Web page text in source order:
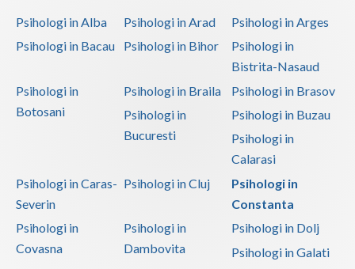
Psihologi in Alba Psihologi in Arad
Psihologi in Arges
Psihologi in Bacau
Psihologi in Bihor
Psihologi in
Bistrita-Nasaud
Psihologi in
Botosani
Psihologi in Braila
Psihologi in Brasov
Psihologi in
Bucuresti
Psihologi in Buzau
Psihologi in
Calarasi
Psihologi in Caras-
Severin
Psihologi in Cluj
Psihologi in
Constanta
Psihologi in
Covasna
Psihologi in
Dambovita
Psihologi in Dolj
Psihologi in Galati